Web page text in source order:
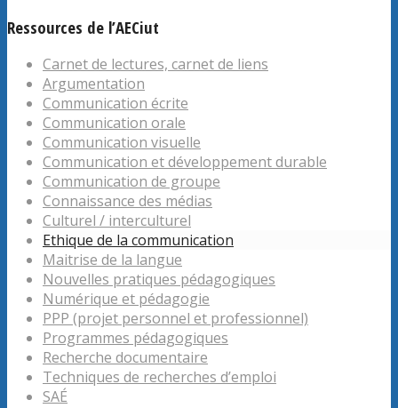
Ressources de l’AECiut
Carnet de lectures, carnet de liens
Argumentation
Communication écrite
Communication orale
Communication visuelle
Communication et développement durable
Communication de groupe
Connaissance des médias
Culturel / interculturel
Ethique de la communication
Maitrise de la langue
Nouvelles pratiques pédagogiques
Numérique et pédagogie
PPP (projet personnel et professionnel)
Programmes pédagogiques
Recherche documentaire
Techniques de recherches d’emploi
SAÉ